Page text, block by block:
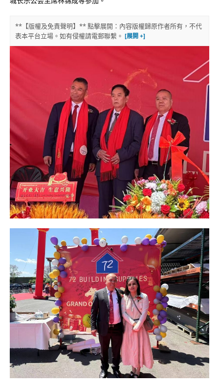
**【版權及免責聲明】** 點擊展開：內容版權歸原作者所有，不代
表本平台立場。如有侵權請電郵聯繫。